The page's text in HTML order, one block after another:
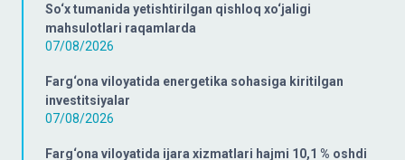
So‘x tumanida yetishtirilgan qishloq xo‘jaligi
mahsulotlari raqamlarda
07/08/2026
Farg‘ona viloyatida energetika sohasiga kiritilgan
investitsiyalar
07/08/2026
Farg‘ona viloyatida ijara xizmatlari hajmi 10,1 % oshdi